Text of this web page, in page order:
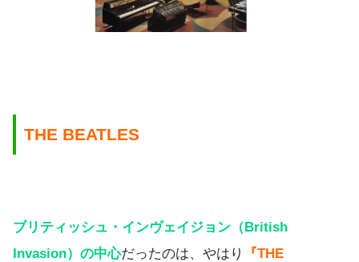
THE BEATLES
ブリティッシュ・インヴェイジョン（British
Invasion）の中心だったのは、やはり
『THE